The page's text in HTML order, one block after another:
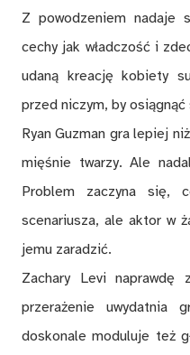
Z powodzeniem nadaje
cechy jak władczość i
udaną kreację kobiety
przed niczym, by osiągnąć
Ryan Guzman gra lepiej
mięśnie twarzy. Ale
Problem zaczyna się,
scenariusza, ale aktor w
jemu zaradzić.
Zachary Levi naprawdę
przerażenie uwydatnia
doskonale moduluje też